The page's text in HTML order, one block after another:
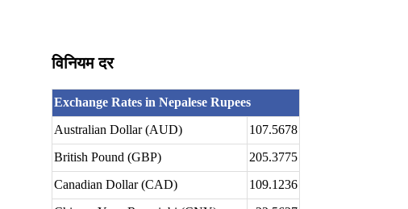
विनियम दर
Exchange Rates in Nepalese Rupees
Australian Dollar (AUD)
107.5678
British Pound (GBP)
205.3775
Canadian Dollar (CAD)
109.1236